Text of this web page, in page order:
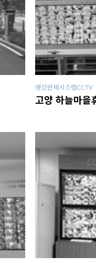
영상관제시스템CCTV
고양 하늘마을